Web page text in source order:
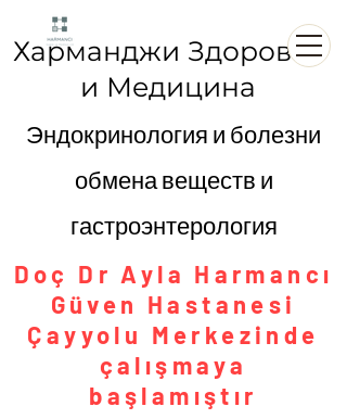
Харманджи Здоровье
и Медицина
Эндокринология и болезни
обмена веществ и
гастроэнтерология
Doç Dr Ayla Harmancı
Güven Hastanesi
Çayyolu Merkezinde
çalışmaya
başlamıştır